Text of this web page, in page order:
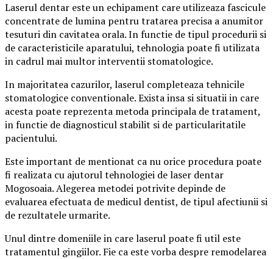
Laserul dentar este un echipament care utilizeaza fascicule
concentrate de lumina pentru tratarea precisa a anumitor
tesuturi din cavitatea orala. In functie de tipul procedurii si
de caracteristicile aparatului, tehnologia poate fi utilizata
in cadrul mai multor interventii stomatologice.
In majoritatea cazurilor, laserul completeaza tehnicile
stomatologice conventionale. Exista insa si situatii in care
acesta poate reprezenta metoda principala de tratament,
in functie de diagnosticul stabilit si de particularitatile
pacientului.
Este important de mentionat ca nu orice procedura poate
fi realizata cu ajutorul tehnologiei de laser dentar
Mogosoaia. Alegerea metodei potrivite depinde de
evaluarea efectuata de medicul dentist, de tipul afectiunii si
de rezultatele urmarite.
Unul dintre domeniile in care laserul poate fi util este
tratamentul gingiilor. Fie ca este vorba despre remodelarea